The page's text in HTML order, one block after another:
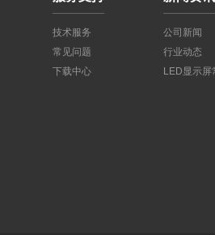
技术服务
常见问题
下载中心
公司新闻
行业动态
LED显示屏